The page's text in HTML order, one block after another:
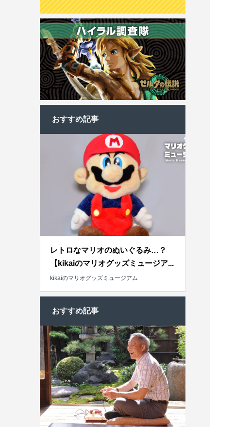
おすすめ記事
レトロなマリオのぬいぐるみ…？
【kikaiのマリオグッズミュージア...
kikaiのマリオグッズミュージアム
おすすめ記事